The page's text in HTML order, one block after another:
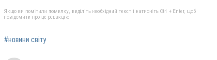
Якщо ви помітили помилку, виділіть необхідний текст і натисніть Ctrl + Enter, щоб
повідомити про це редакцію
#новини світу